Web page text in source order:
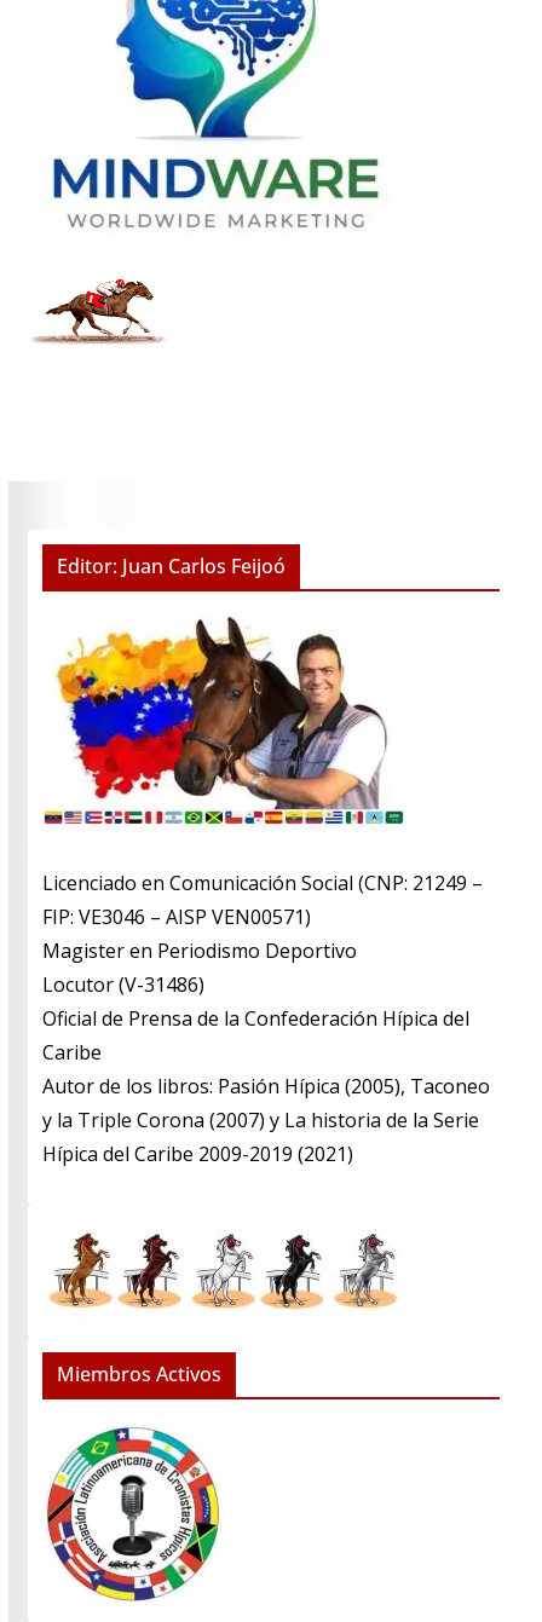
Editor: Juan Carlos Feijoó
Licenciado en Comunicación Social (CNP: 21249 –
FIP: VE3046 – AISP VEN00571)
​Magister en Periodismo Deportivo
​Locutor (V-31486)
​Oficial de Prensa de la Confederación Hípica del
Caribe
​Autor de los libros: Pasión Hípica (2005), Taconeo
y la Triple Corona (2007) y La historia de la Serie
Hípica del Caribe 2009-2019 (2021)
Miembros Activos